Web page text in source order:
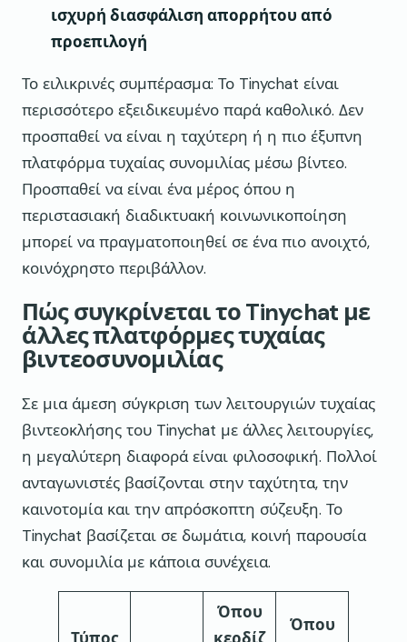
ισχυρή διασφάλιση απορρήτου από
προεπιλογή
Το ειλικρινές συμπέρασμα: Το Tinychat είναι
περισσότερο εξειδικευμένο παρά καθολικό. Δεν
προσπαθεί να είναι η ταχύτερη ή η πιο έξυπνη
πλατφόρμα τυχαίας συνομιλίας μέσω βίντεο.
Προσπαθεί να είναι ένα μέρος όπου η
περιστασιακή διαδικτυακή κοινωνικοποίηση
μπορεί να πραγματοποιηθεί σε ένα πιο ανοιχτό,
κοινόχρηστο περιβάλλον.
Πώς συγκρίνεται το Tinychat με
άλλες πλατφόρμες τυχαίας
βιντεοσυνομιλίας
Σε μια άμεση σύγκριση των λειτουργιών τυχαίας
βιντεοκλήσης του Tinychat με άλλες λειτουργίες,
η μεγαλύτερη διαφορά είναι φιλοσοφική. Πολλοί
ανταγωνιστές βασίζονται στην ταχύτητα, την
καινοτομία και την απρόσκοπτη σύζευξη. Το
Tinychat βασίζεται σε δωμάτια, κοινή παρουσία
και συνομιλία με κάποια συνέχεια.
Όπου
Όπου